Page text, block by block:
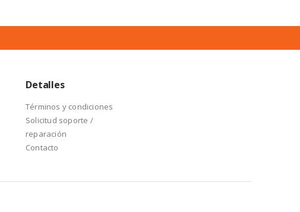
Detalles
Términos y condiciones
Solicitud soporte /
reparación
Contacto